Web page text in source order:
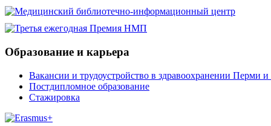
Образование и карьера
Вакансии и трудоустройство в здравоохранении Перми и
Постдипломное образование
Стажировка